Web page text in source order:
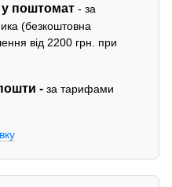
поштомат - за
(безкоштовна
від 2200 грн. при
-за тарифами